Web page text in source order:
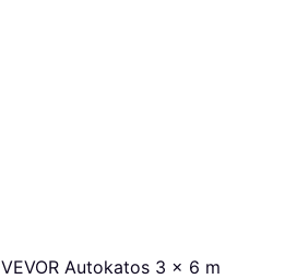
VEVOR Autokatos 3 x 6 m